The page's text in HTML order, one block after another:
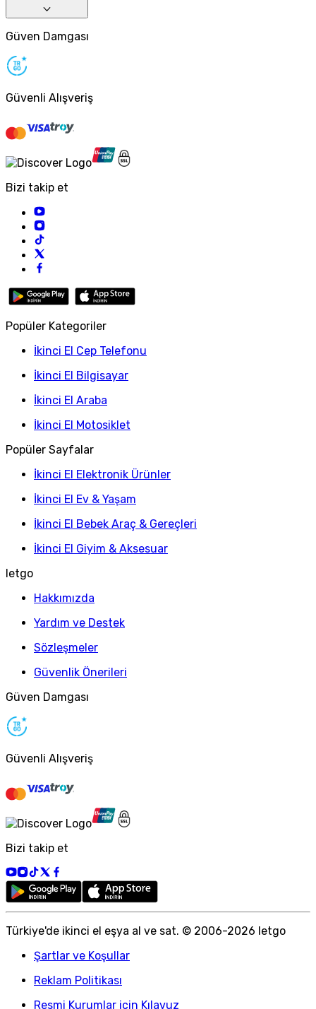
Güven Damgası
Güvenli Alışveriş
Bizi takip et
Popüler Kategoriler
İkinci El Cep Telefonu
İkinci El Bilgisayar
İkinci El Araba
İkinci El Motosiklet
Popüler Sayfalar
İkinci El Elektronik Ürünler
İkinci El Ev & Yaşam
İkinci El Bebek Araç & Gereçleri
İkinci El Giyim & Aksesuar
letgo
Hakkımızda
Yardım ve Destek
Sözleşmeler
Güvenlik Önerileri
Güven Damgası
Güvenli Alışveriş
Bizi takip et
Türkiye'de ikinci el eşya al ve sat. © 2006-2026 letgo
Şartlar ve Koşullar
Reklam Politikası
Resmi Kurumlar için Kılavuz